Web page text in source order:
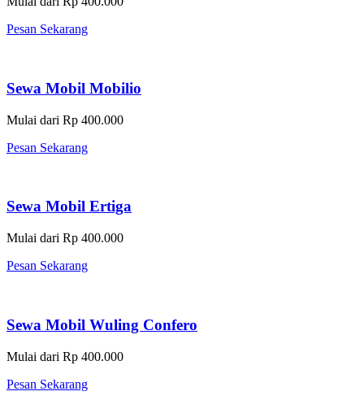
Pesan Sekarang
Sewa Mobil Mobilio
Mulai dari Rp 400.000
Pesan Sekarang
Sewa Mobil Ertiga
Mulai dari Rp 400.000
Pesan Sekarang
Sewa Mobil Wuling Confero
Mulai dari Rp 400.000
Pesan Sekarang